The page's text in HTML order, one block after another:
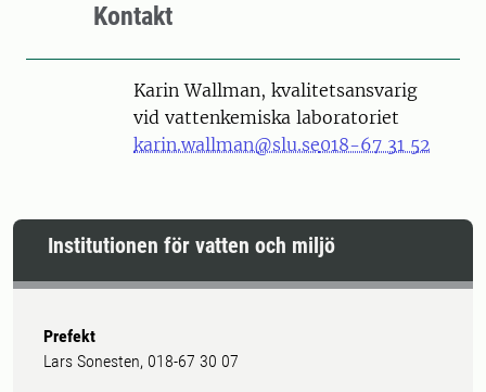
Kontakt
Karin Wallman, kvalitetsansvarig
vid vattenkemiska laboratoriet
karin.wallman@slu.se018-67 31 52
Institutionen för vatten och miljö
Prefekt
Lars Sonesten, 018-67 30 07